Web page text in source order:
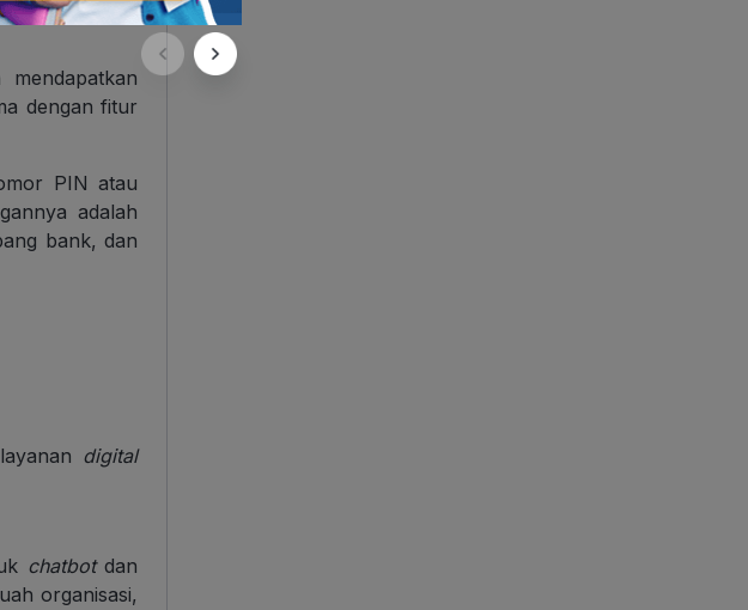
dengan fitur
PIN atau
adalah
bank, dan
digital
chatbotdan
organisasi,